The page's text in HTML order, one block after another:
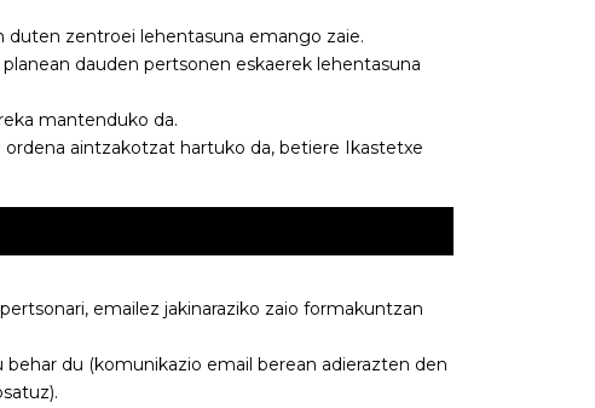
zentroei lehentasuna emango zaie.
dauden pertsonen eskaerek lehentasuna
mantenduko da.
aintzakotzat hartuko da, betiere Ikastetxe
emailez jakinaraziko zaio formakuntzan
du (komunikazio email berean adierazten den